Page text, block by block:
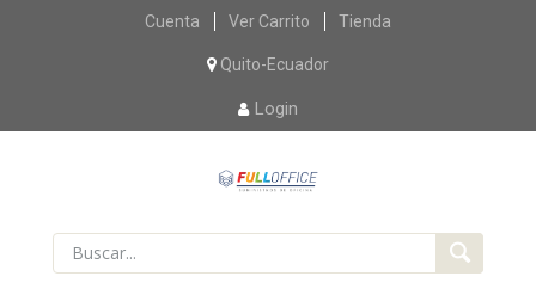
Skip
content
Cuenta Ver Carrito Tienda
Quito-Ecuador
Login